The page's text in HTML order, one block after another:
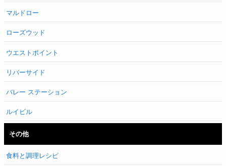
マルドロー
ローズウッド
ウエストポイント
リバーサイド
バレー ステーション
ルイビル
その他
食料と調理レシピ